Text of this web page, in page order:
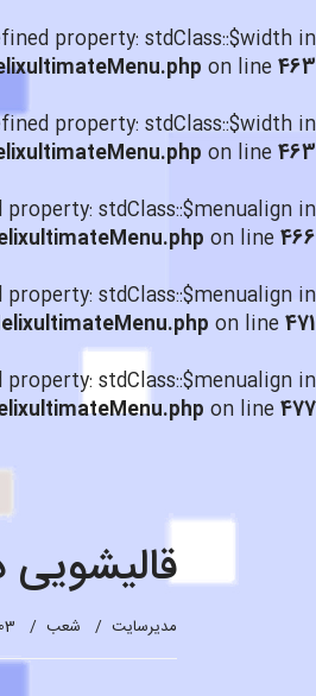
property: stdClass::$width in
on line463
property: stdClass::$width in
on line463
property: stdClass::$menualign in
on line466
property: stdClass::$menualign in
on line471
property: stdClass::$menualign in
on line477
قالیشویی در
مدیرسایت شعب 03 آبان 1398